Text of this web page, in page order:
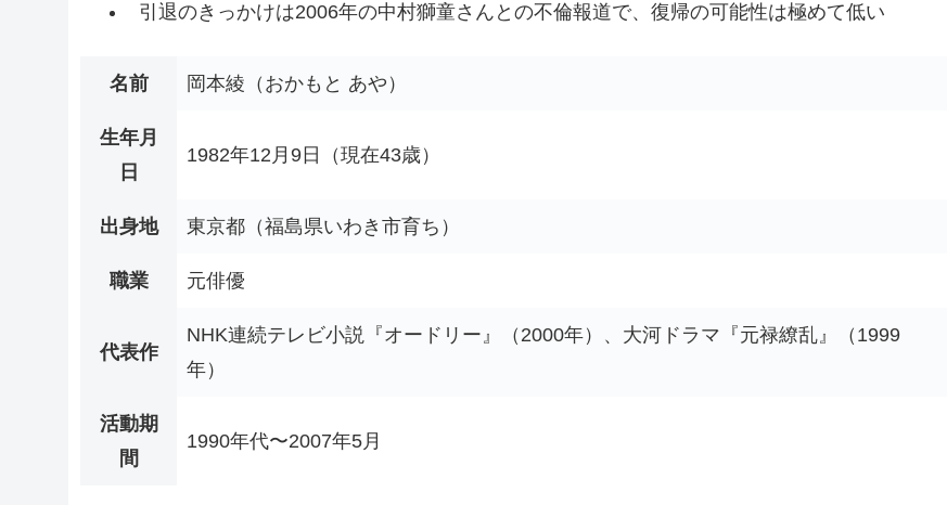
引退のきっかけは2006年の中村獅童さんとの不倫報道で、復帰の可能性は極めて低い
名前 岡本綾（おかもと あや）
生年月
日
1982年12月9日（現在43歳）
出身地 東京都（福島県いわき市育ち）
職業 元俳優
代表作
NHK連続テレビ小説『オードリー』（2000年）、大河ドラマ『元禄繚乱』（1999
年）
活動期
間
1990年代〜2007年5月